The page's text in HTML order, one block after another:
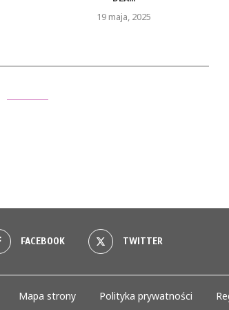
19 maja, 2025
FACEBOOK TWITTER
Mapa strony Polityka prywatności